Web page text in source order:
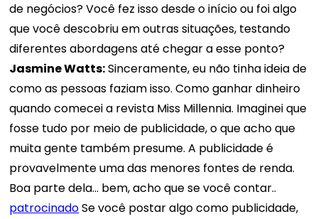
de negócios? Você fez isso desde o início ou foi algo
que você descobriu em outras situações, testando
diferentes abordagens até chegar a esse ponto?
Jasmine Watts:Sinceramente, eu não tinha ideia de
como as pessoas faziam isso. Como ganhar dinheiro
quando comecei a revista Miss Millennia. Imaginei que
fosse tudo por meio de publicidade, o que acho que
muita gente também presume. A publicidade é
provavelmente uma das menores fontes de renda.
Boa parte dela... bem, acho que se você contar..
patrocinadoSe você postar algo como publicidade,